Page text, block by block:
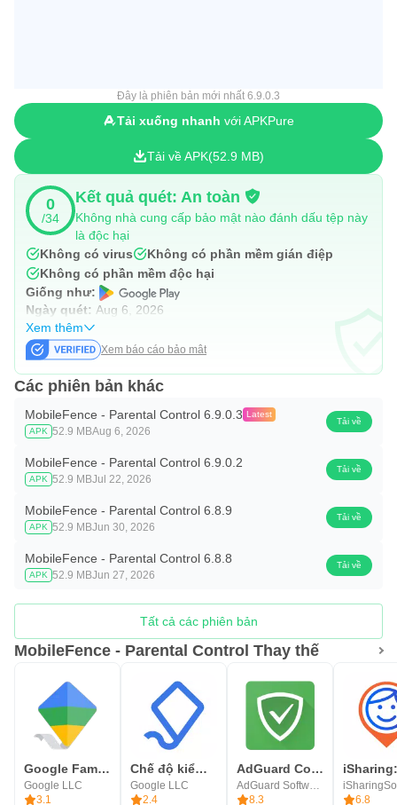
Đây là phiên bản mới nhất 6.9.0.3
Tải xuống nhanh với APKPure
Tải về APK 52.9 MB
0
/34
Kết quả quét: An toàn
Không nhà cung cấp bảo mật nào đánh dấu tệp này
là độc hại
Không có virus
Không có phần mềm gián điệp
Không có phần mềm độc hại
Giống như:
Ngày quét: Aug 6, 2026
Xem thêm
Xem báo cáo bảo mật
Các phiên bản khác
MobileFence - Parental Control 6.9.0.3 Latest
APK 52.9 MBAug 6, 2026
Tải về
MobileFence - Parental Control 6.9.0.2
APK 52.9 MBJul 22, 2026
Tải về
MobileFence - Parental Control 6.8.9
APK 52.9 MBJun 30, 2026
Tải về
MobileFence - Parental Control 6.8.8
APK 52.9 MBJun 27, 2026
Tải về
Tất cả các phiên bản
MobileFence - Parental Control Thay thế
Google Family Link
Google LLC
3.1
Chế độ kiểm soát của cha mẹ
Google LLC
2.4
AdGuard Content Blocker
8.3
6.8